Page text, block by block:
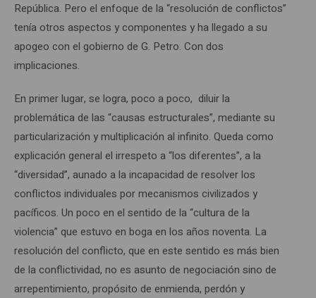
República. Pero el enfoque de la “resolución de conflictos”
tenía otros aspectos y componentes y ha llegado a su
apogeo con el gobierno de G. Petro. Con dos
implicaciones.
En primer lugar, se logra, poco a poco, diluir la
problemática de las “causas estructurales”, mediante su
particularización y multiplicación al infinito. Queda como
explicación general el irrespeto a “los diferentes”, a la
“diversidad”, aunado a la incapacidad de resolver los
conflictos individuales por mecanismos civilizados y
pacíficos. Un poco en el sentido de la “cultura de la
violencia” que estuvo en boga en los años noventa. La
resolución del conflicto, que en este sentido es más bien
de la conflictividad, no es asunto de negociación sino de
arrepentimiento, propósito de enmienda, perdón y